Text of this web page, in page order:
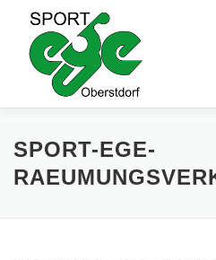
springen
HOME AKTUELLES
SPORT-EGE-